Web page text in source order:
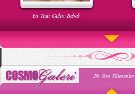
En Tatlı Gülen Bebek
En Son Eklenenler